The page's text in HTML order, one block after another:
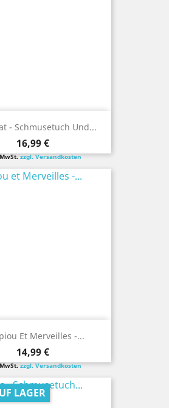
- Schmusetuch Und...
Preis
16,99 €
zzgl. Versandkosten
Et Merveilles -...
Preis
14,99 €
zzgl. Versandkosten
LAGER